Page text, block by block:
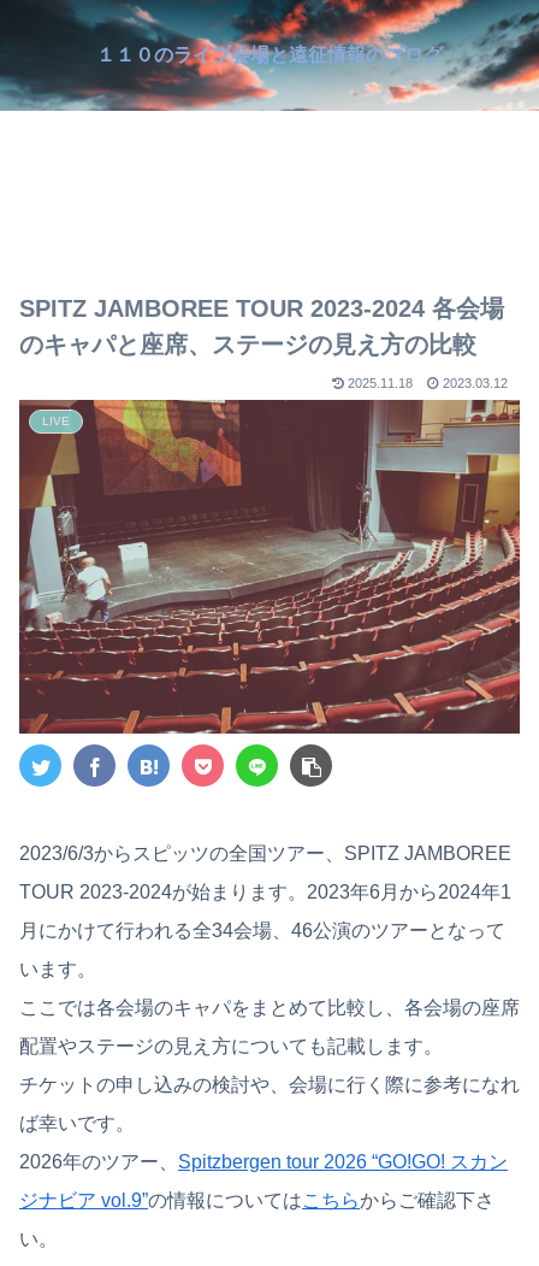
１１０のライブ会場と遠征情報のブログ
SPITZ JAMBOREE TOUR 2023-2024 各会場
のキャパと座席、ステージの見え方の比較
2025.11.18 2023.03.12
LIVE
2023/6/3からスピッツの全国ツアー、SPITZ JAMBOREE
TOUR 2023-2024が始まります。2023年6月から2024年1
月にかけて行われる全34会場、46公演のツアーとなって
います。
ここでは各会場のキャパをまとめて比較し、各会場の座席
配置やステージの見え方についても記載します。
チケットの申し込みの検討や、会場に行く際に参考になれ
ば幸いです。
2026年のツアー、 Spitzbergen tour 2026 “GO!GO! スカン
ジナビア vol.9”の情報についてはこちらからご確認下さ
い。